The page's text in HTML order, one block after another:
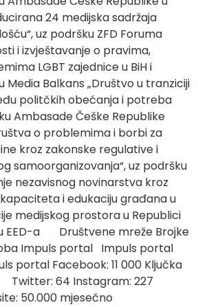
24 medijska sadržaja
uz podršku ZFD Foruma
i izvještavanje o pravima,
LGBT zajednice u BiH i
Media Balkans „Društvo u tranziciji
politčkih obećanja i potreba
Ambasade Češke Republike
o problemima i borbi za
kroz zakonske regulative i
samoorganizovanja“, uz podršku
nezavisnog novinarstva kroz
i edukaciju građana u
medijskog prostora u Republici
EED-a Društvene mreže Brojke
Impuls portal Impuls portal
portal Facebook: 11 000 Ključka
Twitter: 64 Instagram: 227
50.000 mjesečno